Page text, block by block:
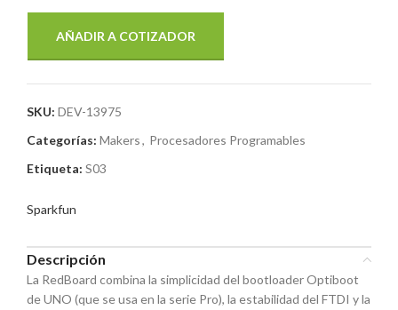
AÑADIR A COTIZADOR
SKU: DEV-13975
Categorías: Makers, Procesadores Programables
Etiqueta: S03
Sparkfun
Descripción
La RedBoard combina la simplicidad del bootloader Optiboot
de UNO (que se usa en la serie Pro), la estabilidad del FTDI y la